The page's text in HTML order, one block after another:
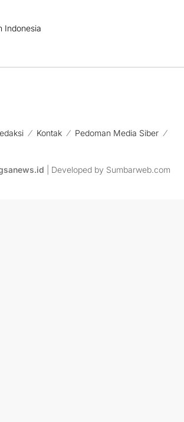
Indonesia
Kontak
Pedoman Media Siber
| Developed by Sumbarweb.com